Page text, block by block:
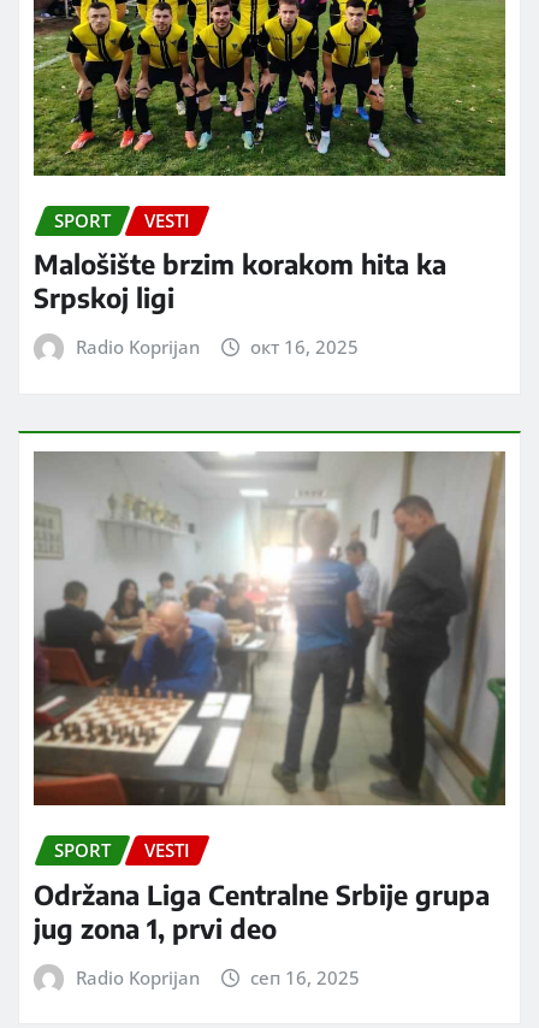
SPORT VESTI
Malošište brzim korakom hita ka
Srpskoj ligi
Radio Koprijan окт 16, 2025
SPORT VESTI
Održana Liga Centralne Srbije grupa
jug zona 1, prvi deo
Radio Koprijan сеп 16, 2025